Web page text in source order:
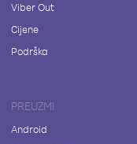
Viber Out
Cijene
Podrška
PREUZMI
Android